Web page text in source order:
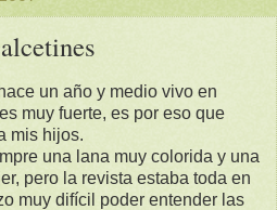
un año y medio vivo en
muy fuerte, es por eso que
mis hijos.
una lana muy colorida y una
pero la revista estaba toda en
muy difícil poder entender las